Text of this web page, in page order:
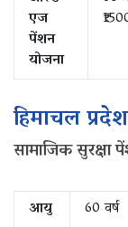
एज
पेंशन
योजना
हिमाचल प्रदेश
सामाजिक सुरक्षा
आयु
60 वर्ष